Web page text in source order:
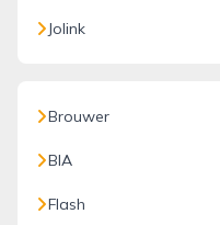
Jolink
Brouwer
BIA
Flash